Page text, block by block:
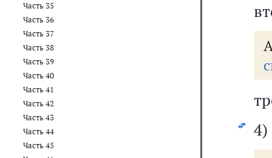
Часть 35
Часть 36
Часть 37
Часть 38
Часть 39
Часть 40
Часть 41
Часть 42
Часть 43
Часть 44
Часть 45